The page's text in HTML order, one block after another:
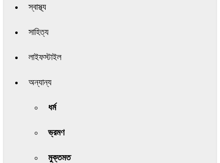
স্বাস্থ্য
সাহিত্য
লাইফস্টাইল
অন্যান্য
ধর্ম
ভ্রমণ
মুক্তমত